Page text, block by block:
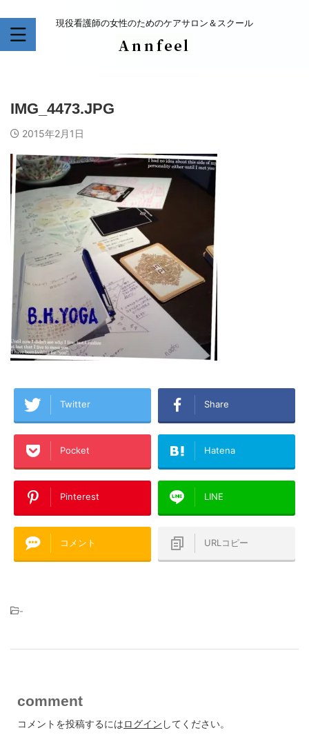
現役看護師の女性のためのケアサロン＆スクール
IMG_4473.JPG
2015年2月1日
Twitter Share
Pocket Hatena
Pinterest LINE
コメント URLコピー
-
comment
コメントを投稿するにはログイン してください。